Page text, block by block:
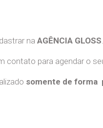
na AGÊNCIA GLOSS
contato para agendar o
somente de forma